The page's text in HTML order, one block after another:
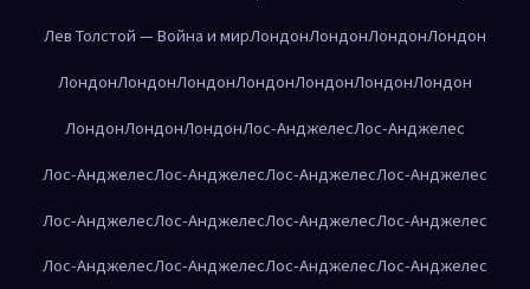
Лев Толстой — Война и мирЛондонЛондонЛондонЛондон
ЛондонЛондонЛондонЛондонЛондонЛондонЛондон
ЛондонЛондонЛондонЛос-АнджелесЛос-Анджелес
Лос-АнджелесЛос-АнджелесЛос-АнджелесЛос-Анджелес
Лос-АнджелесЛос-АнджелесЛос-АнджелесЛос-Анджелес
Лос-АнджелесЛос-АнджелесЛос-АнджелесЛос-Анджелес